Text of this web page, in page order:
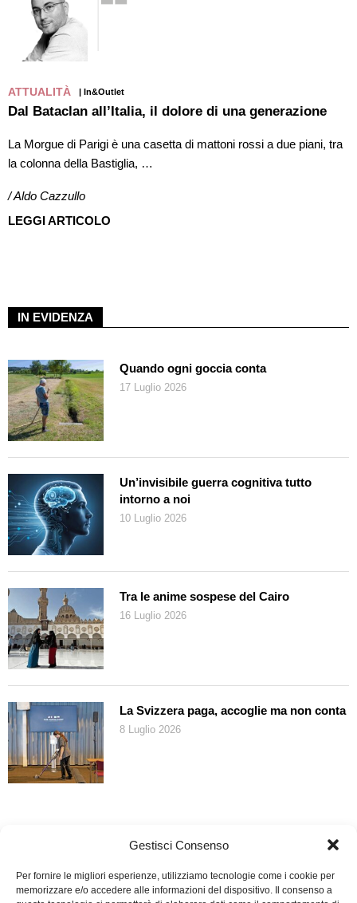
Gestisci Consenso
Per fornire le migliori esperienze, utilizziamo tecnologie come i cookie per
memorizzare e/o accedere alle informazioni del dispositivo. Il consenso a
ATTUALITÀ | In&Outlet
Dal Bataclan all’Italia, il dolore di una generazione
La Morgue di Parigi è una casetta di mattoni rossi a due piani, tra
la colonna della Bastiglia, …
/ Aldo Cazzullo
LEGGI ARTICOLO
IN EVIDENZA
Quando ogni goccia conta
17 Luglio 2026
Un’invisibile guerra cognitiva tutto
intorno a noi
10 Luglio 2026
Tra le anime sospese del Cairo
16 Luglio 2026
La Svizzera paga, accoglie ma non conta
8 Luglio 2026